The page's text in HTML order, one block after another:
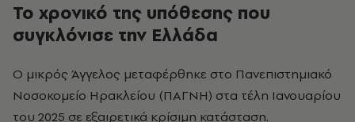
Το χρονικό της υπόθεσης που
συγκλόνισε την Ελλάδα
Ο μικρός Άγγελος μεταφέρθηκε στο Πανεπιστημιακό
Νοσοκομείο Ηρακλείου (ΠΑΓΝΗ) στα τέλη Ιανουαρίου
του 2025 σε εξαιρετικά κρίσιμη κατάσταση.